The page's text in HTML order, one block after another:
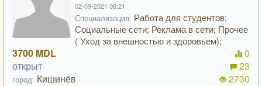
02-09-2021 08:21
Специализация: Работа для студентов;
Социальные сети; Реклама в сети; Прочее
( Уход за внешностью и здоровьем);
3700 MDL
открыт
город: Кишинёв
0
23
2730